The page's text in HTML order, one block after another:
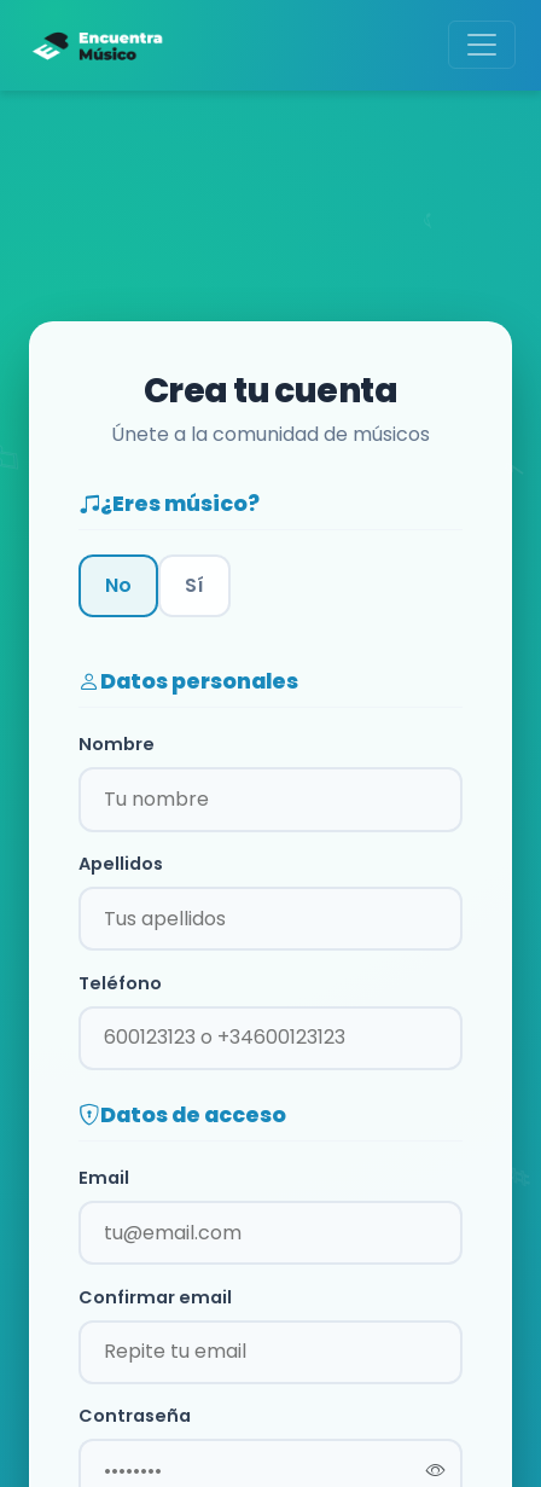
Crea tu cuenta
Únete a la comunidad de músicos
¿Eres músico?
No Sí
Datos personales
Nombre
Apellidos
Teléfono
Datos de acceso
Email
Confirmar email
Contraseña